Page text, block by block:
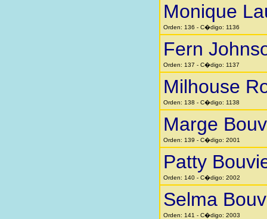
Monique
Orden: 136 - C�digo: 1136
Fern
Orden: 137 - C�digo: 1137
Milhouse
Orden: 138 - C�digo: 1138
Marge
Orden: 139 - C�digo: 2001
Patty
Orden: 140 - C�digo: 2002
Selma
Orden: 141 - C�digo: 2003